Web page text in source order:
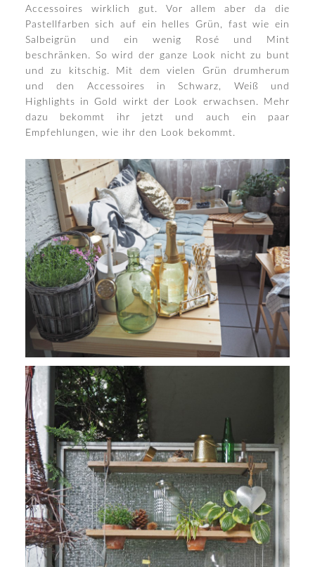
Accessoires wirklich gut. Vor allem aber da die
Pastellfarben sich auf ein helles Grün, fast wie ein
Salbeigrün und ein wenig Rosé und Mint
beschränken. So wird der ganze Look nicht zu bunt
und zu kitschig. Mit dem vielen Grün drumherum
und den Accessoires in Schwarz, Weiß und
Highlights in Gold wirkt der Look erwachsen. Mehr
dazu bekommt ihr jetzt und auch ein paar
Empfehlungen, wie ihr den Look bekommt.